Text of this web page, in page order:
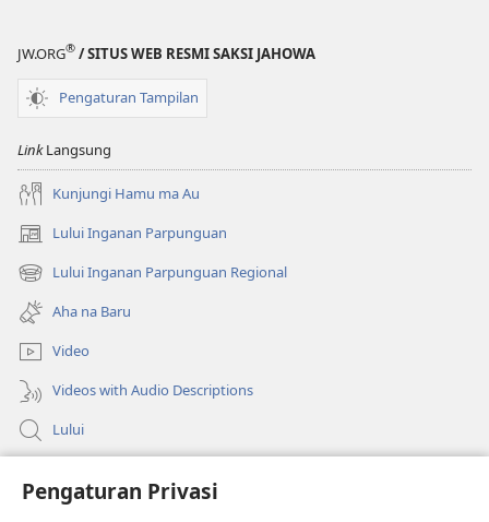
Pengaturan Privasi
JW.ORG® / SITUS WEB RESMI SAKSI JAHOWA
Pengaturan Tampilan
LinkLangsung
Kunjungi Hamu ma Au
Lului Inganan Parpunguan
(opens
new
window)
Lului Inganan Parpunguan Regional
(opens
new
window)
Aha na Baru
Video
Videos with Audio Descriptions
Lului